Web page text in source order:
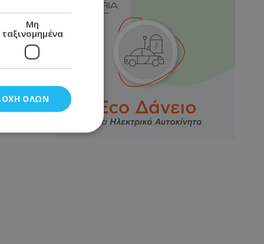
Μη
ταξινομημένα
ΌΛΩΝ